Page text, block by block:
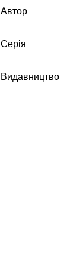
Автор
Серія
Видавництво